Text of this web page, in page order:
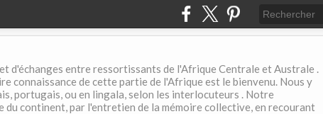
d'échanges entre ressortissants de l'Afrique Centrale et Australe .
connaissance de cette partie de l'Afrique est le bienvenu. Nous y
portugais, ou en lingala, selon les interlocuteurs . Notre
du continent, par l'entretien de la mémoire collective, en recourant